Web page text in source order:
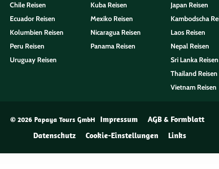
Chile Reisen
Ecuador Reisen
Kolumbien Reisen
Peru Reisen
Uruguay Reisen
Kuba Reisen
Mexiko Reisen
Nicaragua Reisen
Panama Reisen
Japan Reisen
Kambodscha
Laos Reisen
Nepal Reisen
Sri Lanka Reisen
Thailand Reisen
Vietnam Reisen
© 2026 Papaya Tours GmbH Impressum
AGB & Formblatt
Datenschutz
Cookie-Einstellungen Links